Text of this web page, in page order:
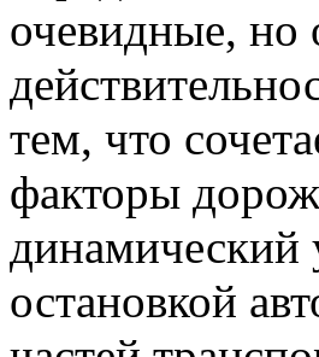
очевидные, но
тем, что
факторы
динамический
остановкой